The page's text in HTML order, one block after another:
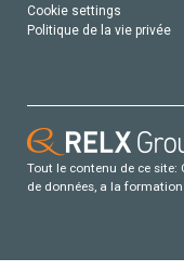
Cookie settings
Politique de la vie privée
Tout le contenu de ce
de données, a la